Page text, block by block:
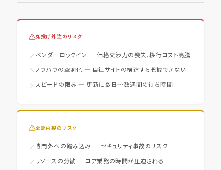
丸投げ外注のリスク
ベンダーロックイン — 価格交渉力の喪失、移行コスト高騰
ノウハウの空洞化 — 自社サイトの構造すら把握できない
スピードの限界 — 更新に数日〜数週間の待ち時間
全部内製のリスク
専門外への踏み込み — セキュリティ事故のリスク
リソースの分散 — コア業務の時間が圧迫される